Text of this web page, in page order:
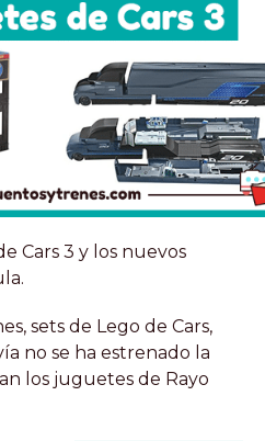
Cars 3 y los nuevos
sets de Lego de Cars,
no se ha estrenado la
los juguetes de Rayo